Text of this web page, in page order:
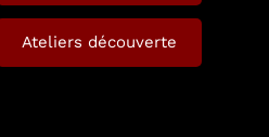
Ateliers découverte